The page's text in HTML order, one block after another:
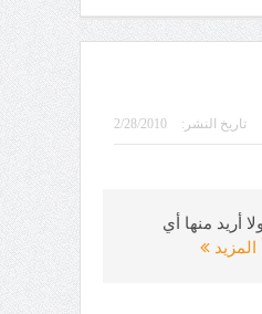
تاريخ النشر: 2/28/2010
أريد منها أي
المزيد